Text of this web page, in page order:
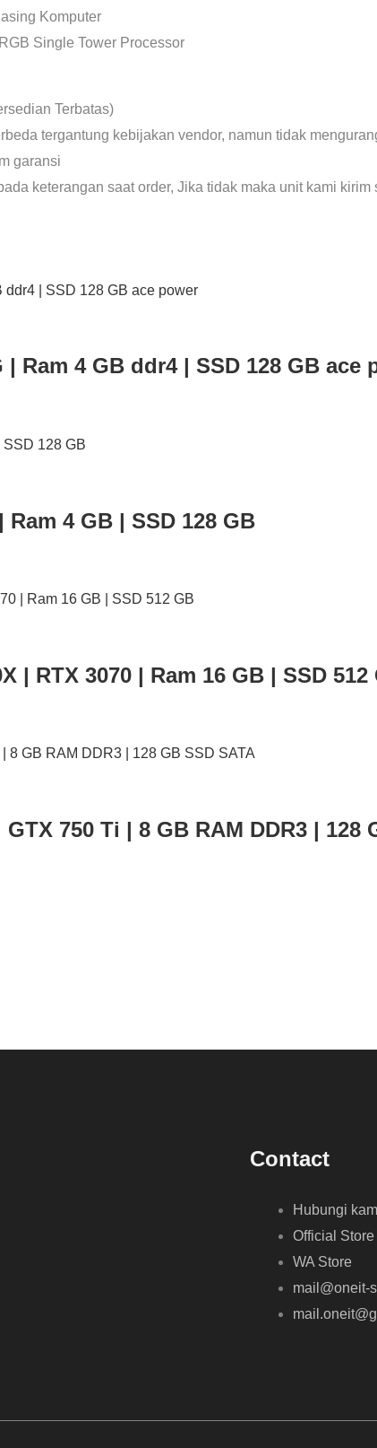
Komputer
Single Tower Processor
Terbatas)
tergantung kebijakan vendor, namun tidak
garansi
keterangan saat order, Jika tidak maka unit kami kirim
| Ram 4 GB ddr4 | SSD 128 GB ace
4 GB | SSD 128 GB
| RTX 3070 | Ram 16 GB | SSD 512
750 Ti | 8 GB RAM DDR3 | 128
Contact
Hubungi
Official Store
WA Store
mail@oneit-